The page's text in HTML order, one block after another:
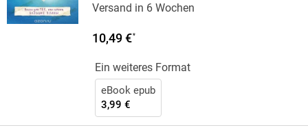
Versand in 6 Wochen
10,49 €*
Ein weiteres Format
eBook epub
3,99 €